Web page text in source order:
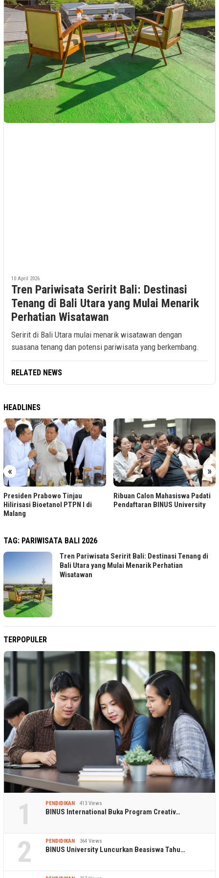
10 April 2026
Tren Pariwisata Seririt Bali: Destinasi
Tenang di Bali Utara yang Mulai Menarik
Perhatian Wisatawan
Seririt di Bali Utara mulai menarik wisatawan dengan
suasana tenang dan potensi pariwisata yang berkembang.
RELATED NEWS
HEADLINES
« »
Presiden Prabowo Tinjau
Hilirisasi Bioetanol PTPN I di
Malang
Ribuan Calon Mahasiswa Padati
Pendaftaran BINUS University
TAG: PARIWISATA BALI 2026
Tren Pariwisata Seririt Bali: Destinasi Tenang di
Bali Utara yang Mulai Menarik Perhatian
Wisatawan
TERPOPULER
1 PENDIDIKAN 413 Views
BINUS International Buka Program Creativ…
2 PENDIDIKAN 364 Views
BINUS University Luncurkan Beasiswa Tahu…